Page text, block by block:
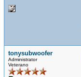
tonysubwoofer
Administrator
Veterano